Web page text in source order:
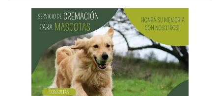
Por otra parte, en Gral. E. Godoy se registran valores de
turbiedad cercanos a 80 NTU, mientras que en
Chichinales rondan los 10 NTU. En ambos casos, las
plantas continúan funcionando con monitoreo
permanente.